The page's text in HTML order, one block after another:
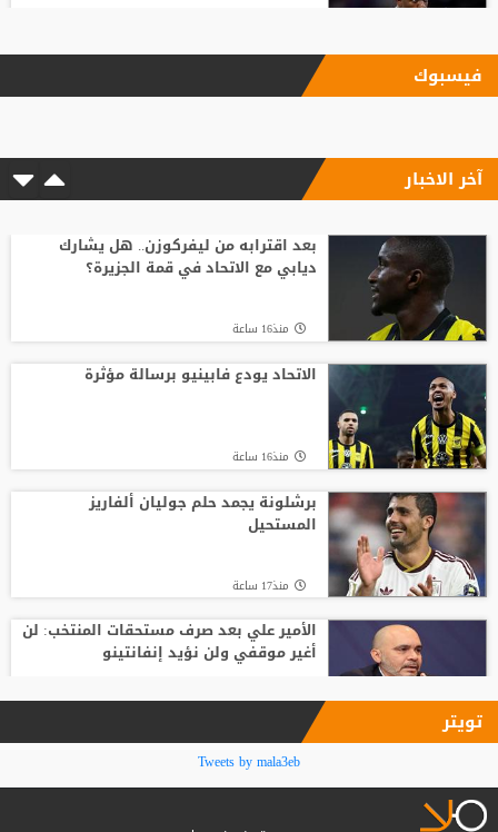
الاتحاد يودع فابينيو برسالة مؤثرة
رودري يحسم قراره ويختار وجهته المقبلة
قبل أن يلمس الكرة.. بالأرقام طرابزون يحصد
ثمار التعاقد مع محمد صلاح
أغلى لاعب في تاريخ إفريقيا.. ديوماندي يترك
معسكر لايبزيغ للانضمام لريال مدريد
فيسبوك
آخر الاخبار
بعد اقترابه من ليفركوزن.. هل يشارك
ديابي مع الاتحاد في قمة الجزيرة؟
منذ16 ساعة
الاتحاد يودع فابينيو برسالة مؤثرة
منذ16 ساعة
برشلونة يجمد حلم جوليان ألفاريز
المستحيل
منذ17 ساعة
الأمير علي بعد صرف مستحقات المنتخب: لن
أغير موقفي ولن نؤيد إنفانتينو
فينيسيوس جونيور يمدد عقده مع ريال
مدريد حتى 2032
تويتر
Tweets by mala3eb